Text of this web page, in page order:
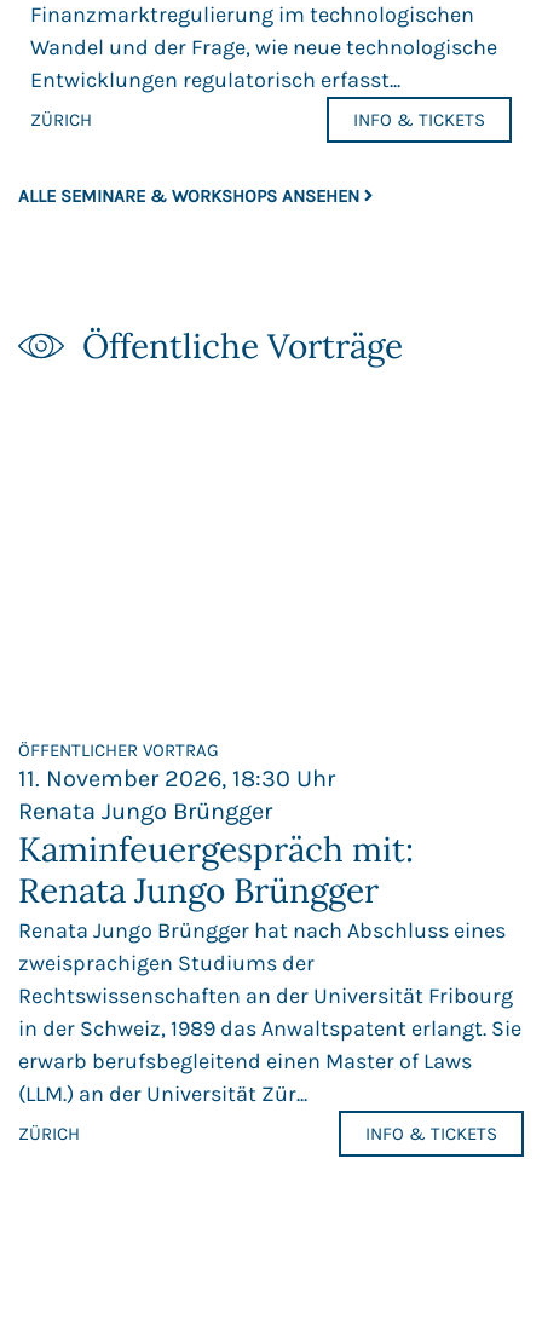
ALLE SEMINARE & WORKSHOPS ANSEHEN
Finanzmarktregulierung im technologischen
Wandel und der Frage, wie neue technologische
Entwicklungen regulatorisch erfasst...
ZÜRICH INFO & TICKETS
Öffentliche Vorträge​
ÖFFENTLICHER VORTRAG
11. November 2026, 18:30 Uhr
Renata Jungo Brüngger
Kaminfeuergespräch mit:
Renata Jungo Brüngger
Renata Jungo Brüngger hat nach Abschluss eines
zweisprachigen Studiums der
Rechtswissenschaften an der Universität Fribourg
in der Schweiz, 1989 das Anwaltspatent erlangt. Sie
erwarb berufsbegleitend einen Master of Laws
(LLM.) an der Universität Zür...
ZÜRICH INFO & TICKETS